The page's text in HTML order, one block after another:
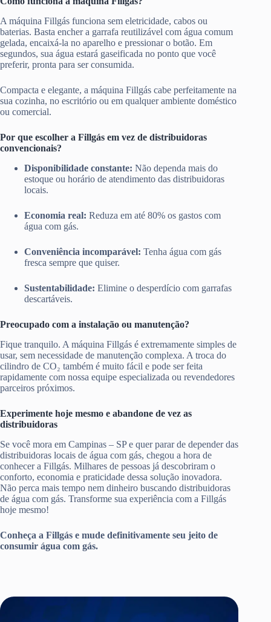
A máquina Fillgás funciona sem eletricidade, cabos ou
baterias. Basta encher a garrafa reutilizável com água comum
gelada, encaixá-la no aparelho e pressionar o botão. Em
segundos, sua água estará gaseificada no ponto que você
preferir, pronta para ser consumida.
Compacta e elegante, a máquina Fillgás cabe perfeitamente na
sua cozinha, no escritório ou em qualquer ambiente doméstico
ou comercial.
Por que escolher a Fillgás em vez de distribuidoras
convencionais?
Disponibilidade constante: Não dependa mais do
estoque ou horário de atendimento das distribuidoras
locais.
Economia real: Reduza em até 80% os gastos com
água com gás.
Conveniência incomparável: Tenha água com gás
fresca sempre que quiser.
Sustentabilidade: Elimine o desperdício com garrafas
descartáveis.
Preocupado com a instalação ou manutenção?
Fique tranquilo. A máquina Fillgás é extremamente simples de
usar, sem necessidade de manutenção complexa. A troca do
cilindro de CO₂ também é muito fácil e pode ser feita
rapidamente com nossa equipe especializada ou revendedores
parceiros próximos.
Experimente hoje mesmo e abandone de vez as
distribuidoras
Se você mora em Campinas – SP e quer parar de depender das
distribuidoras locais de água com gás, chegou a hora de
conhecer a Fillgás. Milhares de pessoas já descobriram o
conforto, economia e praticidade dessa solução inovadora.
Não perca mais tempo nem dinheiro buscando distribuidoras
de água com gás. Transforme sua experiência com a Fillgás
hoje mesmo!
Conheça a Fillgás e mude definitivamente seu jeito de
consumir água com gás.